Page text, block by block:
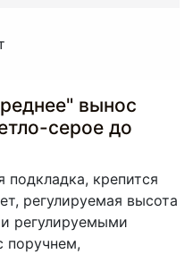
вынос
серое до
подкладка, крепится
регулируемая высота
регулируемыми
поручнем,